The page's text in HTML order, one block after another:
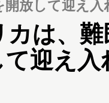
開放して迎え
は、
て迎え